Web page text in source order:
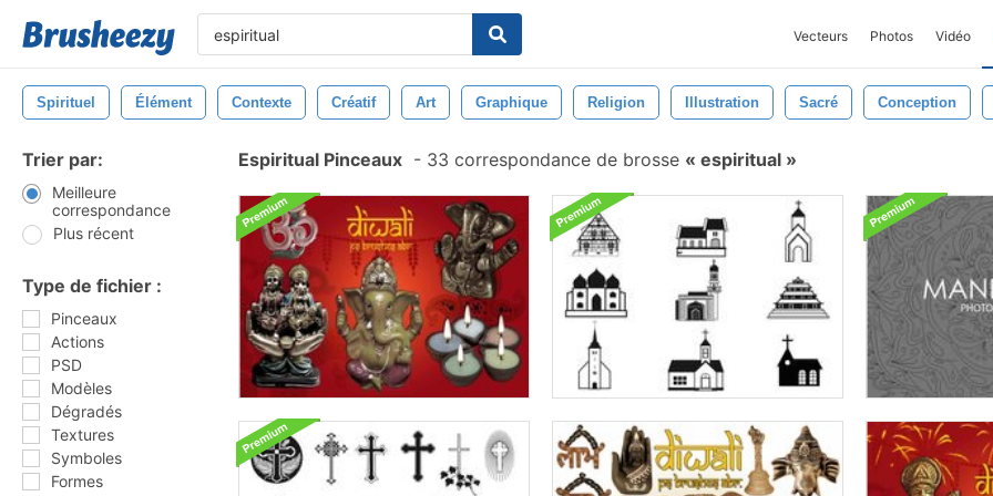
Vecteurs Photos Vidéo
Spirituel Élément Contexte Créatif Art Graphique Religion Illustration Sacré Conception
Trier par:
Meilleure
correspondance
Plus récent
Type de fichier :
Pinceaux
Actions
PSD
Modèles
Dégradés
Textures
Symboles
Formes
Espiritual Pinceaux - 33 correspondance de brosse espiritual